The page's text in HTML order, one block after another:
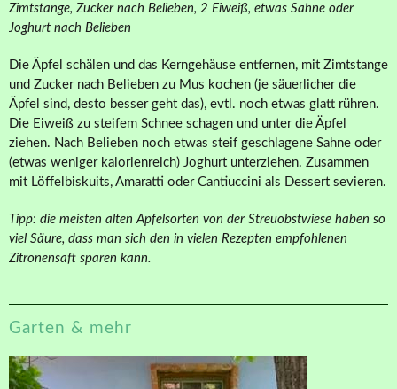
Zimtstange, Zucker nach Belieben, 2 Eiweiß, etwas Sahne oder
Joghurt nach Belieben
Die Äpfel schälen und das Kerngehäuse entfernen, mit Zimtstange
und Zucker nach Belieben zu Mus kochen (je säuerlicher die
Äpfel sind, desto besser geht das), evtl. noch etwas glatt rühren.
Die Eiweiß zu steifem Schnee schagen und unter die Äpfel
ziehen. Nach Belieben noch etwas steif geschlagene Sahne oder
(etwas weniger kalorienreich) Joghurt unterziehen. Zusammen
mit Löffelbiskuits, Amaratti oder Cantiuccini als Dessert sevieren.
Tipp: die meisten alten Apfelsorten von der Streuobstwiese haben so
viel Säure, dass man sich den in vielen Rezepten empfohlenen
Zitronensaft sparen kann.
Garten & mehr